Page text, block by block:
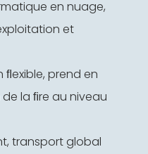
en nuage,
et
ﬂexible, prend en
la ﬁre au niveau
transport global